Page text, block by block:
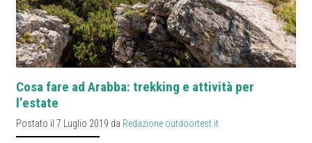
Cosa fare ad Arabba: trekking e attività per
l’estate
Postato il 7 Luglio 2019 da Redazione outdoortest.it